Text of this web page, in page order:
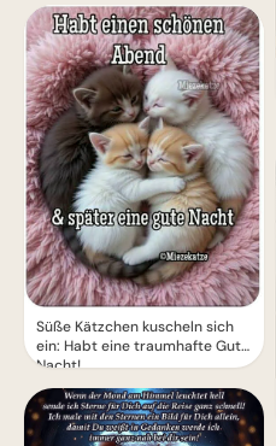
Süße Kätzchen kuscheln sich
ein: Habt eine traumhafte Gute
Nacht!